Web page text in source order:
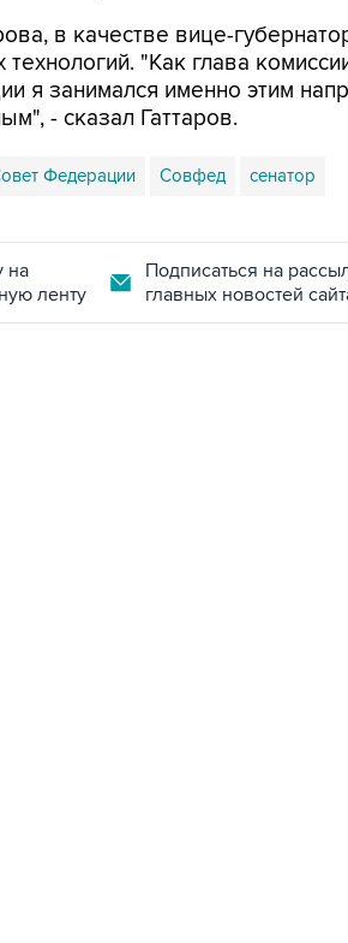
в качестве вице-
"Как глава
я занимался именно этим
- сказал Гаттаров.
Федерации Совфед сенатор
на
ленту
Подписаться на
главных новостей